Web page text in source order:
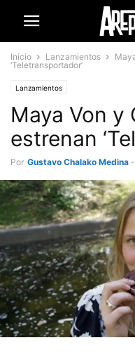
Inicio Lanzamientos
‘Teletransportador’
Lanzamientos
Maya Von y
estrenan
Por Gustavo Chalako Medina -